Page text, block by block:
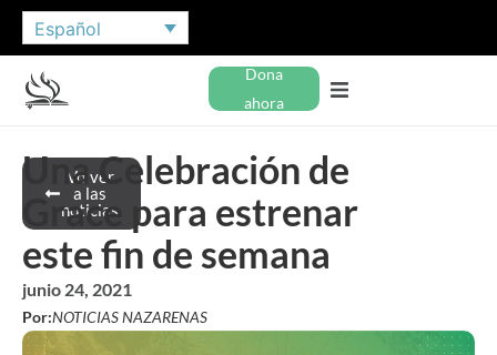
Español
Dona
ahora
Volver
a las
noticias
Una Celebración de
Grace para estrenar
este fin de semana
junio 24, 2021
Por:NOTICIAS NAZARENAS